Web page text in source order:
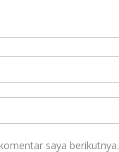
saya berikutnya.